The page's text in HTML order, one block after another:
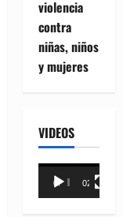
violencia
contra
niñas, niños
y mujeres
VIDEOS
Reproductor
00:00 02:18